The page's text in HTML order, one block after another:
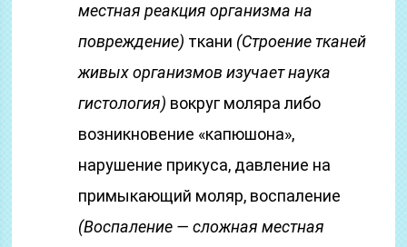
местная реакция организма на
повреждение) ткани (Строение тканей
живых организмов изучает наука
гистология) вокруг моляра либо
возникновение «капюшона»,
нарушение прикуса, давление на
примыкающий моляр, воспаление
(Воспаление — сложная местная